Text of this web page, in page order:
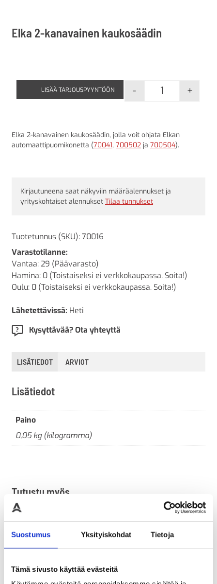
Suostumus Yksityiskohdat Tietoja
Tämä sivusto käyttää evästeitä
Elka 2-kanavainen kaukosäädin
Elka 2-
- +
LISÄÄ TARJOUSPYYNTÖÖN
Elka 2-kanavainen kaukosäädin, jolla voit ohjata Elkan
automaattipuomikonetta (70041, 700502 ja 700504).
Kirjautuneena saat näkyviin määräalennukset ja
yrityskohtaiset alennukset Tilaa tunnukset
Tuotetunnus (SKU):70016
Varastotilanne:
Vantaa: 29 (Päävarasto)
Hamina: 0 (Toistaiseksi ei verkkokaupassa. Soita!)
Oulu: 0 (Toistaiseksi ei verkkokaupassa. Soita!)
Lähetettävissä: Heti
Kysyttävää? Ota yhteyttä
LISÄTIEDOT ARVIOT
Lisätiedot
Paino
0,05 kg (kilogramma)
Tutustu myös